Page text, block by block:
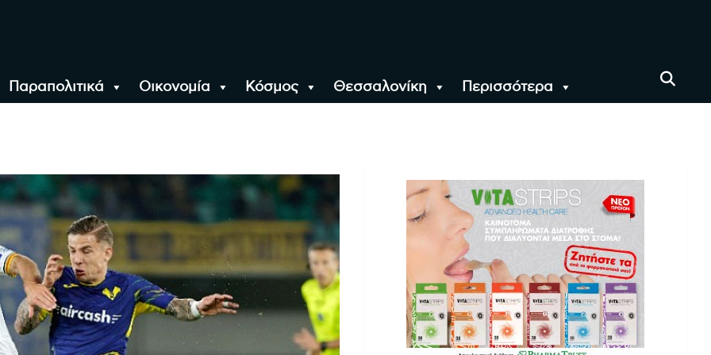
Παραπολιτικά Οικονομία Κόσμος Θεσσαλονίκη Περισσότερα